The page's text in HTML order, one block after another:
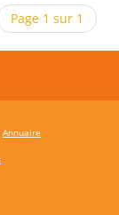
Page 1 sur 1
Annuaire